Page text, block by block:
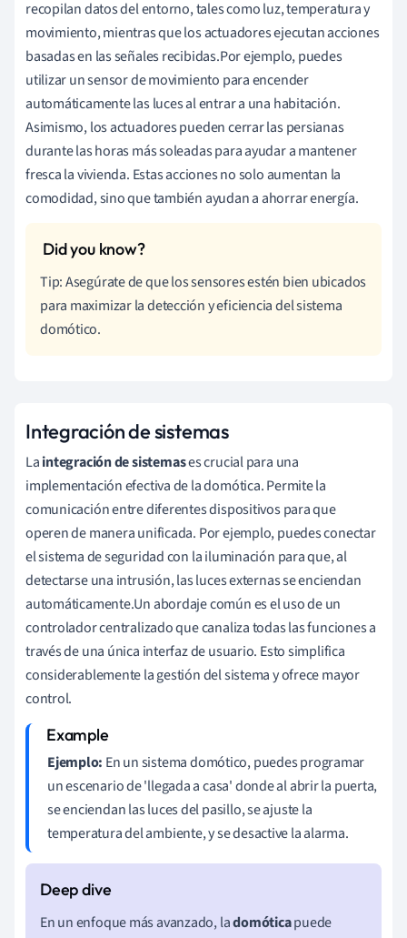
recopilan datos del entorno, tales como luz, temperatura y
movimiento, mientras que los actuadores ejecutan acciones
basadas en las señales recibidas.Por ejemplo, puedes
utilizar un sensor de movimiento para encender
automáticamente las luces al entrar a una habitación.
Asimismo, los actuadores pueden cerrar las persianas
durante las horas más soleadas para ayudar a mantener
fresca la vivienda. Estas acciones no solo aumentan la
comodidad, sino que también ayudan a ahorrar energía.
Tip: Asegúrate de que los sensores estén bien ubicados
para maximizar la detección y eficiencia del sistema
domótico.
Integración de sistemas
Laintegración de sistemases crucial para una
implementación efectiva de la domótica. Permite la
comunicación entre diferentes dispositivos para que
operen de manera unificada. Por ejemplo, puedes conectar
el sistema de seguridad con la iluminación para que, al
detectarse una intrusión, las luces externas se enciendan
automáticamente.Un abordaje común es el uso de un
controlador centralizado que canaliza todas las funciones a
través de una única interfaz de usuario. Esto simplifica
considerablemente la gestión del sistema y ofrece mayor
control.
Ejemplo: En un sistema domótico, puedes programar
un escenario de 'llegada a casa' donde al abrir la puerta,
se enciendan las luces del pasillo, se ajuste la
temperatura del ambiente, y se desactive la alarma.
En un enfoque más avanzado, ladomóticapuede